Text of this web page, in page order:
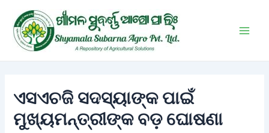
content
ଏସଏଚଜି ସଦସ୍ୟାଙ୍କ ପାଇଁ
ମୁଖ୍ୟମନ୍ତ୍ରୀଙ୍କ ବଡ଼ ଘୋଷଣା
navigation